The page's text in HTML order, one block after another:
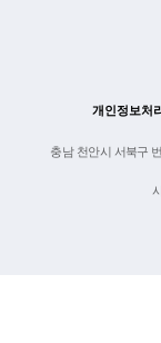
개인정보처
충남 천안시 서북구